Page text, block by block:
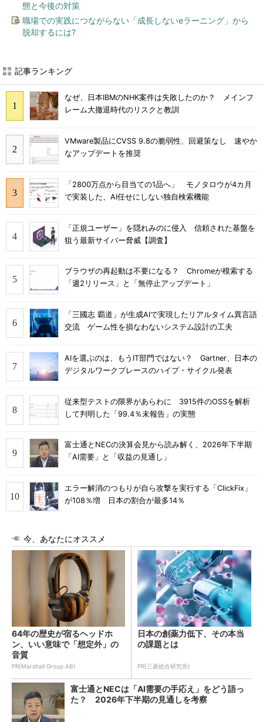
態と今後の対策
職場での実践につながらない「成長しないeラーニング」から
脱却するには?
記事ランキング
なぜ、日本IBMのNHK案件は失敗したのか？ メインフ
レーム大撤退時代のリスクと教訓
VMware製品にCVSS 9.8の脆弱性、回避策なし 速やか
なアップデートを推奨
「2800万点から目当ての1品へ」 モノタロウが4カ月
で実装した、AI任せにしない独自検索機能
「正規ユーザー」を隠れみのに侵入 信頼された基盤を
狙う最新サイバー脅威【調査】
ブラウザの再起動は不要になる？ Chromeが模索する
「週2リリース」と「無停止アップデート」
「三國志 覇道」が生成AIで実現したリアルタイム異言語
交流 ゲーム性を損なわないシステム設計の工夫
AIを選ぶのは、もうIT部門ではない？ Gartner、日本の
デジタルワークプレースのハイプ・サイクル発表
従来型テストの限界があらわに 3915件のOSSを解析
して判明した「99.4％未報告」の実態
富士通とNECの決算会見から読み解く、2026年下半期
「AI需要」と「収益の見通し」
エラー解消のつもりが自ら攻撃を実行する「ClickFix」
が108％増 日本の割合が最多14％
今、あなたにオススメ
64年の歴史が宿るヘッドホ
ン、いい意味で「想定外」の
音質
PR(Marshall Group AB)
日本の創薬力低下、その本当
の課題とは
PR(三菱総合研究所)
富士通とNECは「AI需要の手応え」をどう語っ
た？ 2026年下半期の見通しを考察